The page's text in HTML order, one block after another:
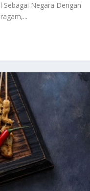
Sebagai Negara Dengan